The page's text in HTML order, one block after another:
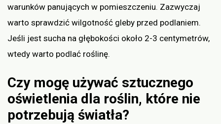
warunków panujących w pomieszczeniu. Zazwyczaj
warto sprawdzić wilgotność gleby przed podlaniem.
Jeśli jest sucha na głębokości około 2-3 centymetrów,
wtedy warto podlać roślinę.
Czy mogę używać sztucznego
oświetlenia dla roślin, które nie
potrzebują światła?